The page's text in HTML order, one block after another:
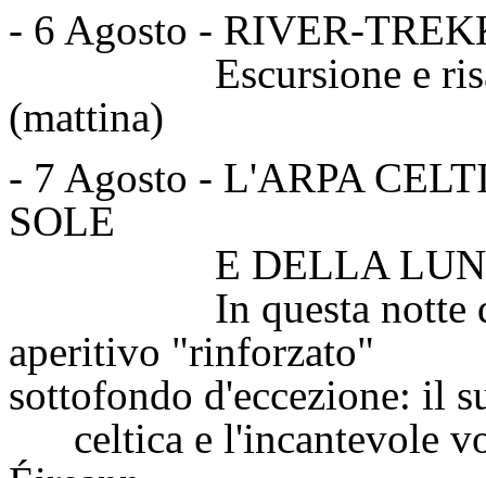
- 6 Agosto - RIVER-
Escursione e risalita
(mattina)
- 7 Agosto - L'ARPA
SOLE
E DELLA
In questa notte di
aperitivo
sottofondo
celtica e l'incantevole